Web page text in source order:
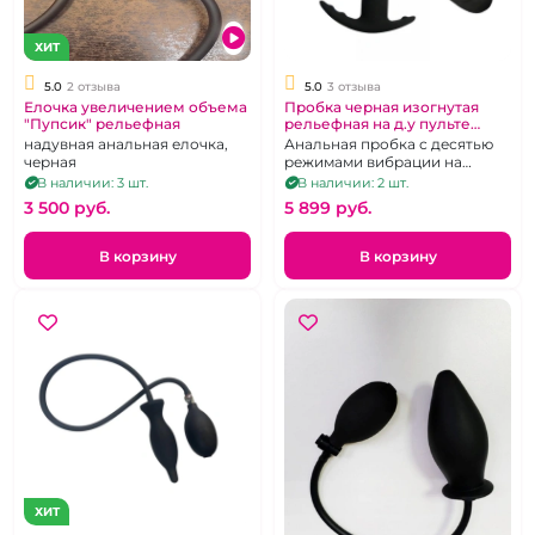
ХИТ
5.0 2 отзыва
Елочка увеличением объема
"Пупсик" рельефная
надувная анальная елочка,
черная
В наличии: 3 шт.
3 500 pуб.
В корзину
5.0 3 отзыва
Пробка черная изогнутая
рельефная на д.у пульте
"Yunman"
Анальная пробка с десятью
режимами вибрации на
беспроводном пульте
В наличии: 2 шт.
5 899 pуб.
В корзину
ХИТ